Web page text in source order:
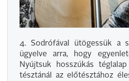
4. Sodrófával ütögessük a
ügyelve arra, hogy
Nyújtsuk hosszúkás
tésztánál az előtésztához